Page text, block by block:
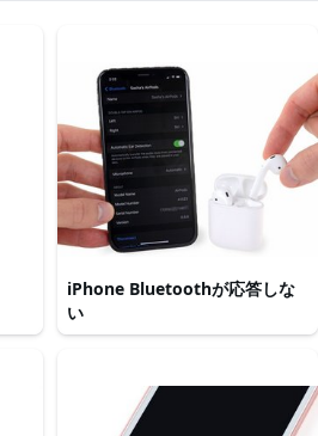
iPhone Bluetoothが応答しな
い